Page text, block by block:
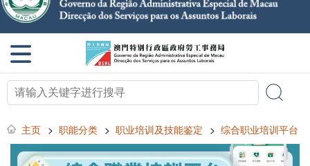
主页 > 职能分类 > 职业培训及技能鉴定 > 综合职业培训平台